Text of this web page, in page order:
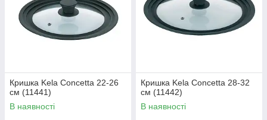
Кришка Kela Concetta 22-26
см (11441)
В наявності
Кришка Kela Concetta 28-32
см (11442)
В наявності